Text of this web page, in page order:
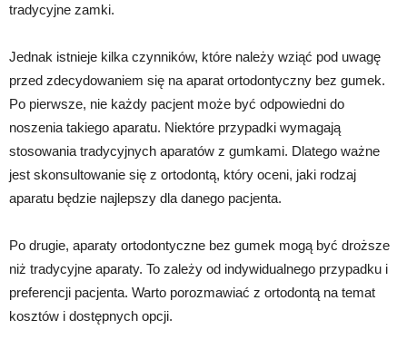
tradycyjne zamki.
Jednak istnieje kilka czynników, które należy wziąć pod uwagę
przed zdecydowaniem się na aparat ortodontyczny bez gumek.
Po pierwsze, nie każdy pacjent może być odpowiedni do
noszenia takiego aparatu. Niektóre przypadki wymagają
stosowania tradycyjnych aparatów z gumkami. Dlatego ważne
jest skonsultowanie się z ortodontą, który oceni, jaki rodzaj
aparatu będzie najlepszy dla danego pacjenta.
Po drugie, aparaty ortodontyczne bez gumek mogą być droższe
niż tradycyjne aparaty. To zależy od indywidualnego przypadku i
preferencji pacjenta. Warto porozmawiać z ortodontą na temat
kosztów i dostępnych opcji.